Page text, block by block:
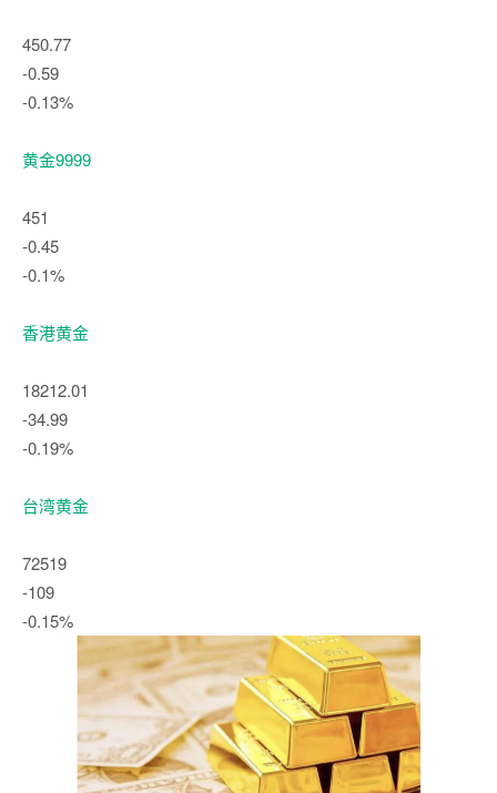
450.77
-0.59
-0.13%
黄金9999
451
-0.45
-0.1%
香港黄金
18212.01
-34.99
-0.19%
台湾黄金
72519
-109
-0.15%